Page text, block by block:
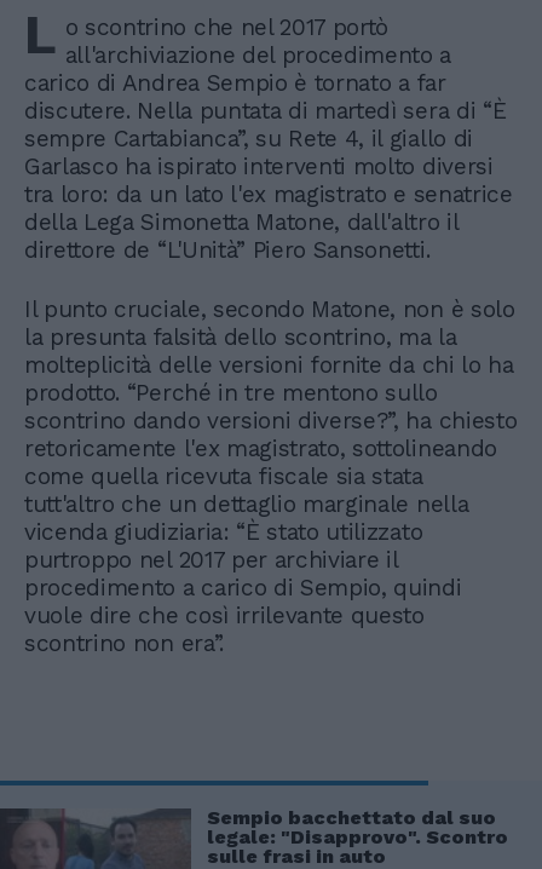
L o scontrino che nel 2017 portò
all'archiviazione del procedimento a
carico di Andrea Sempio è tornato a far
discutere. Nella puntata di martedì sera di “È
sempre Cartabianca”, su Rete 4, il giallo di
Garlasco ha ispirato interventi molto diversi
tra loro: da un lato l'ex magistrato e senatrice
della Lega Simonetta Matone, dall'altro il
direttore de “L'Unità” Piero Sansonetti.
Il punto cruciale, secondo Matone, non è solo
la presunta falsità dello scontrino, ma la
molteplicità delle versioni fornite da chi lo ha
prodotto. “Perché in tre mentono sullo
scontrino dando versioni diverse?”, ha chiesto
retoricamente l'ex magistrato, sottolineando
come quella ricevuta fiscale sia stata
tutt'altro che un dettaglio marginale nella
vicenda giudiziaria: “È stato utilizzato
purtroppo nel 2017 per archiviare il
procedimento a carico di Sempio, quindi
vuole dire che così irrilevante questo
scontrino non era”.
Sempio bacchettato dal suo
legale: "Disapprovo". Scontro
sulle frasi in auto